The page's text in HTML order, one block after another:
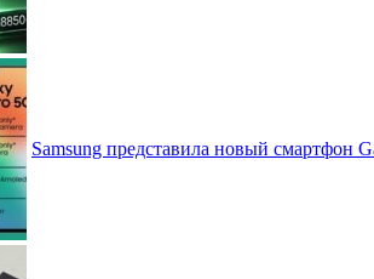
Samsung представила новый смартфон